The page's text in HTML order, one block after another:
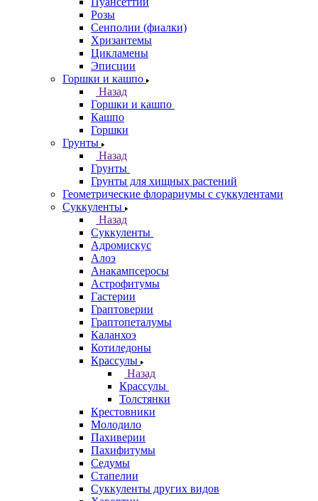
Розы
Сенполии (фиалки)
Хризантемы
Цикламены
Эписции
Горшки и кашпо
Назад
Горшки и кашпо
Кашпо
Горшки
Грунты
Назад
Грунты
Грунты для хищных растений
Геометрические флорариумы с суккулентами
Суккуленты
Назад
Суккуленты
Адромискус
Алоэ
Анакампсеросы
Астрофитумы
Гастерии
Граптоверии
Граптопеталумы
Каланхоэ
Котиледоны
Крассулы
Назад
Крассулы
Толстянки
Крестовники
Молодило
Пахиверии
Пахифитумы
Седумы
Стапелии
Суккуленты других видов